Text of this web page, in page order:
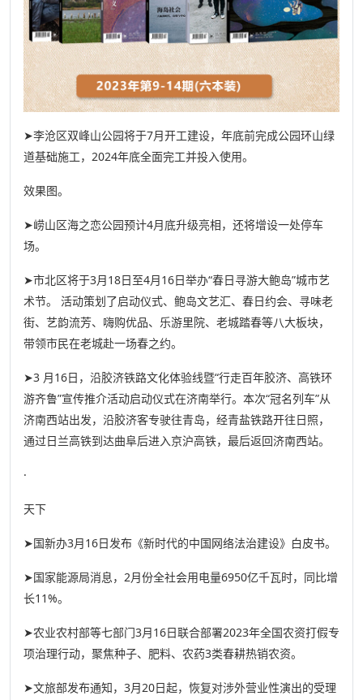
➤李沧区双峰山公园将于7月开工建设，年底前完成公园环山绿
道基础施工，2024年底全面完工并投入使用。
效果图。
➤崂山区海之恋公园预计4月底升级亮相，还将增设一处停车
场。
➤市北区将于3月18日至4月16日举办“春日寻游大鲍岛”城市艺
术节。 活动策划了启动仪式、鲍岛文艺汇、春日约会、寻味老
街、艺韵流芳、嗨购优品、乐游里院、老城踏春等八大板块，
带领市民在老城赴一场春之约。
➤3 月16日，沿胶济铁路文化体验线暨“行走百年胶济、高铁环
游齐鲁”宣传推介活动启动仪式在济南举行。本次“冠名列车”从
济南西站出发，沿胶济客专驶往青岛，经青盐铁路开往日照，
通过日兰高铁到达曲阜后进入京沪高铁，最后返回济南西站。
·
天下
➤国新办3月16日发布《新时代的中国网络法治建设》白皮书。
➤国家能源局消息，2月份全社会用电量6950亿千瓦时，同比增
长11%。
➤农业农村部等七部门3月16日联合部署2023年全国农资打假专
项治理行动，聚焦种子、肥料、农药3类春耕热销农资。
➤文旅部发布通知，3月20日起，恢复对涉外营业性演出的受理